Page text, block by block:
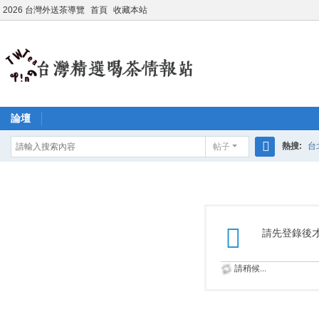
2026 台灣外送茶導覽 首頁 收藏本站
論壇
帖子 熱搜: 台
請先登錄後
請稍候...